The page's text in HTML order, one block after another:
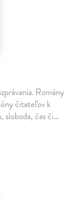
Romány
čitateľov k
sloboda, čas či…